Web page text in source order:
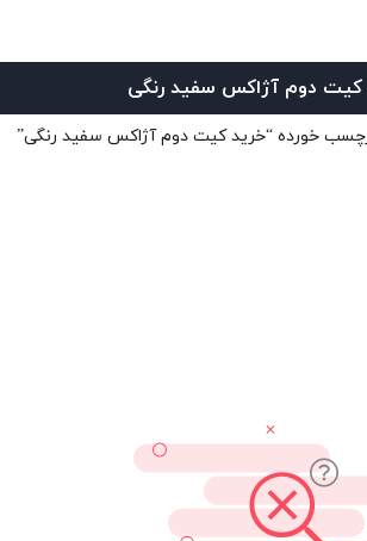
کیت دوم آژاکس سفید رنگی
خورده “خرید کیت دوم آژاکس سفید رنگی”